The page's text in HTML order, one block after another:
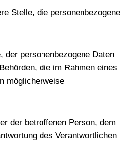
Stelle, die personenbezogene
der personenbezogene Daten
die im Rahmen eines
möglicherweise
der betroffenen Person, dem
des Verantwortlichen